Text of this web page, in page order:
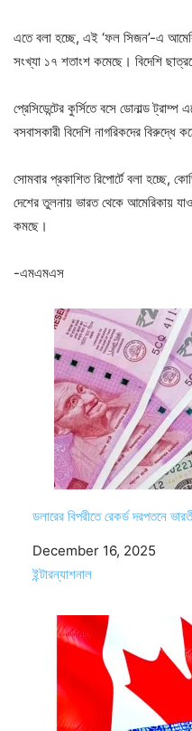
এতে বলা হচ্ছে, এই ‘ফল সিজন’-এ
সংখ্যা ১৭ শতাংশ কমেছে। বিদেশি
প্রেসিডেন্টের কুর্সিতে বসে ডোনাল্ড
বসবাসকারী বিদেশি নাগরিকদের বিরুদ্ধে
সোমবার প্রকাশিত রিপোর্টে বলা
দেশের তুলনায় ভারত থেকে আমেরিকায়
কমছে।
-এমএমএস
ডলারের বিপরীতে রেকর্ড দরপতনে
Date
December 16, 2025
In relation to
ইন্টারন্যাশনাল